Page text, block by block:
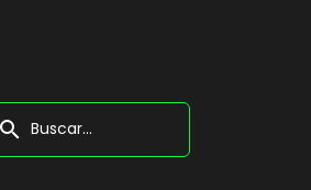
search